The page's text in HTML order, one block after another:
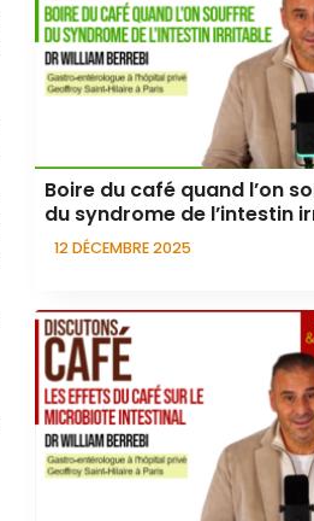
Boire du café quand l’on
du syndrome de l’intestin
12 DÉCEMBRE 2025